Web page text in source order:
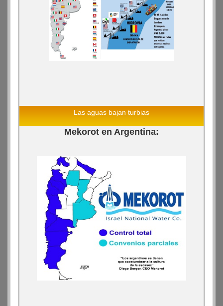
Las aguas bajan turbias
Mekorot en Argentina: